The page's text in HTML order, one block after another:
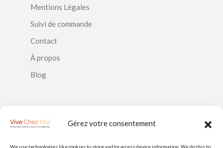
Gérez votre consentement
We use technologies like cookies to store and/or access device information. We do this to
Mentions Légales
Suivi de commande
Contact
À propos
Blog